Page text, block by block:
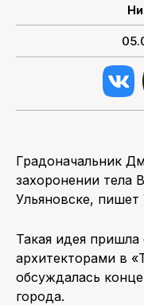
Градоначальник
захоронении тела
Ульяновске, пишет
Такая идея пришла
архитекторами в
обсуждалась
города.